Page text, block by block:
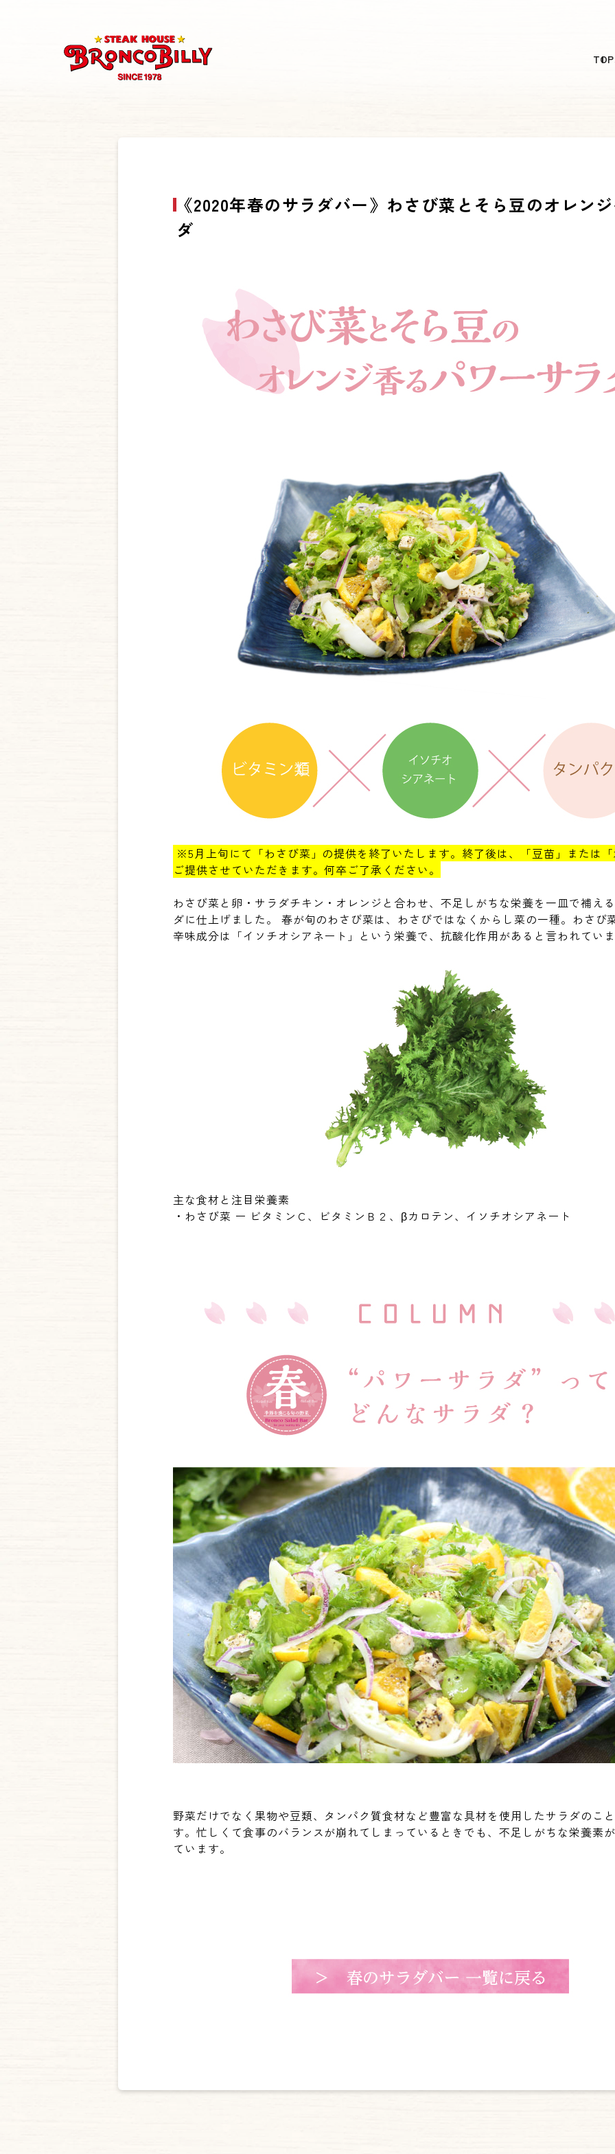
TOP
《2020年春のサラダバー》わさび菜とそら豆のオレン
ダ
※5月上旬にて「わさび菜」の提供を終了いたします。終了後は、「豆苗」または
ご提供させていただきます。何卒ご了承ください。
わさび菜と卵・サラダチキン・オレンジと合わせ、不足しがちな栄養を一皿で補え
ダに仕上げました。 春が旬のわさび菜は、わさびではなくからし菜の一種。わさび
辛味成分は「イソチオシアネート」という栄養で、抗酸化作用があると言われてい
主な食材と注目栄養素
・わさび菜 ー ビタミンＣ、ビタミンＢ２、βカロテン、イソチオシアネート
野菜だけでなく果物や豆類、タンパク質食材など豊富な具材を使用したサラダのこ
す。忙しくて食事のバランスが崩れてしまっているときでも、不足しがちな栄養素
ています。